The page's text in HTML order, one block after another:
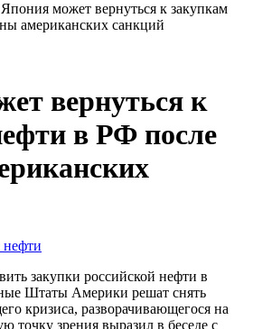
Япония может вернуться к закупкам
американских санкций
вернуться к
в РФ после
нефти
закупки российской нефти в
Штаты Америки решат снять
кризиса, разворачивающегося на
точку зрения выразил в беседе с